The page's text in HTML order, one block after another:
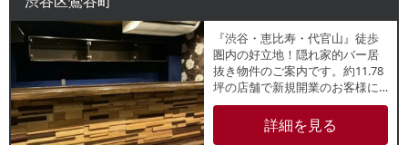
『渋谷・恵比寿・代官山』徒歩
圏内の好立地！隠れ家的バー居
抜き物件のご案内です。約11.78
坪の店舗で新規開業のお客様に
も適したコンパクトな広さで
す。造作代無償のためカフェや
スナックをお考えの方にもおす
詳細を見る